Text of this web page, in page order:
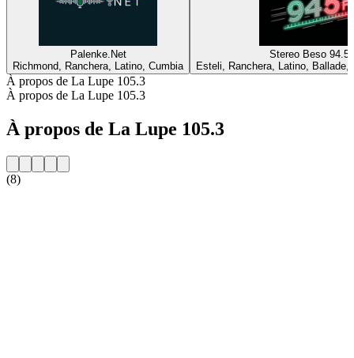
Palenke.Net
Richmond, Ranchera, Latino, Cumbia
Stereo Beso 94.5
Esteli, Ranchera, Latino, Ballade,
À propos de La Lupe 105.3
À propos de La Lupe 105.3
À propos de La Lupe 105.3
(8)